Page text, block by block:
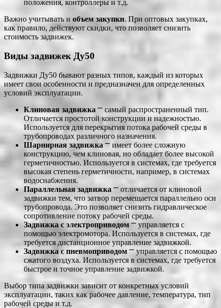
положения, контроллеры и т.д.
Важно учитывать и объем закупки. При оптовых закупках,
как правило, действуют скидки, что позволяет снизить
стоимость задвижек.
Виды задвижек Ду50
Задвижки Ду50 бывают разных типов, каждый из которых
имеет свои особенности и предназначен для определенных
условий эксплуатации.
Клиновая задвижка ⎻ самый распространенный тип.
Отличается простотой конструкции и надежностью.
Используется для перекрытия потока рабочей среды в
трубопроводах различного назначения.
Шарнирная задвижка ⎻ имеет более сложную
конструкцию, чем клиновая, но обладает более высокой
герметичностью. Используется в системах, где требуется
высокая степень герметичности, например, в системах
водоснабжения.
Параллельная задвижка ⎻ отличается от клиновой
задвижки тем, что затвор перемещается параллельно оси
трубопровода. Это позволяет снизить гидравлическое
сопротивление потоку рабочей среды.
Задвижка с электроприводом ⎻ управляется с
помощью электромотора. Используется в системах, где
требуется дистанционное управление задвижкой.
Задвижка с пневмоприводом ⎻ управляется с помощью
сжатого воздуха. Используется в системах, где требуется
быстрое и точное управление задвижкой.
Выбор типа задвижки зависит от конкретных условий
эксплуатации, таких как рабочее давление, температура, тип
рабочей среды и т.д.